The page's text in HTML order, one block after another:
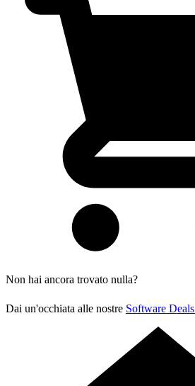
Non hai ancora trovato nulla?
Dai un'occhiata alle nostre Software Deals